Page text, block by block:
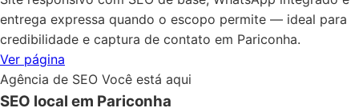
entrega expressa quando o escopo permite — ideal para
credibilidade e captura de contato em Pariconha.
Ver página
Agência de SEO Você está aqui
SEO local em Pariconha